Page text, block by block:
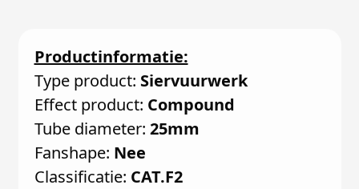
Productinformatie:
Type product: Siervuurwerk
Effect product: Compound
Tube diameter: 25mm
Fanshape: Nee
Classificatie: CAT.F2